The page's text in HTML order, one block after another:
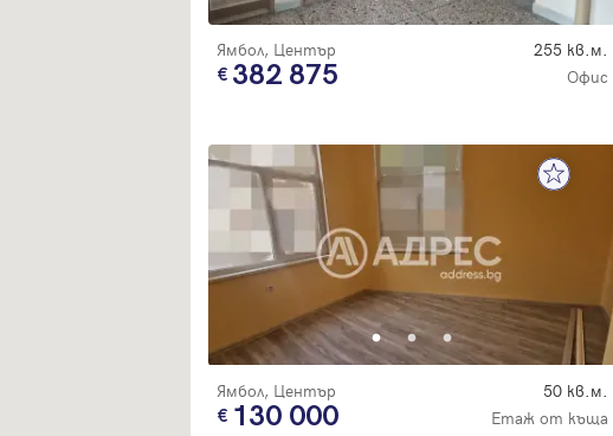
Ямбол, Център 255 кв.м.
382 875 Офис
Ямбол, Център 50 кв.м.
130 000 Етаж от къща